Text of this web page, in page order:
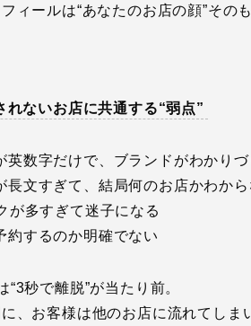
ィールは“あなたのお店の顔”その
れないお店に共通する“弱点”
英数字だけで、ブランドがわかりづ
長文すぎて、結局何のお店かわから
が多すぎて迷子になる
約するのか明確でない
“3秒で離脱”が当たり前。
、お客様は他のお店に流れてしま